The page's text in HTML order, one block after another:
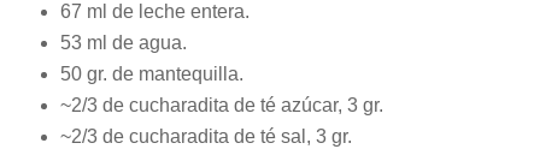
67 ml de leche entera.
53 ml de agua.
50 gr. de mantequilla.
~2/3 de cucharadita de té azúcar, 3 gr.
~2/3 de cucharadita de té sal, 3 gr.